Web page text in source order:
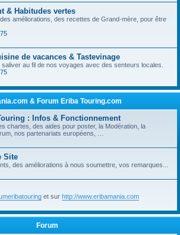
& Habitudes vertes
améliorations, des recettes de Grand-mère, pour être
de vacances & Tastevinage
saliver au fil de nos voyages avec des senteurs locales.
& Forum Eriba Touring.com
: Infos & Fonctionnement
chartes, des aides pour poster, la Modération, la
nos partenariats européens, …
Site
des améliorations à nous soumettre, vos remarques...
et sur http://www.eribamania.com
Forum